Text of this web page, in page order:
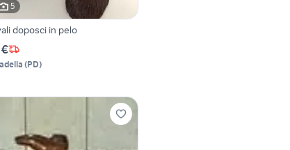
5
doposci in pelo
(PD)